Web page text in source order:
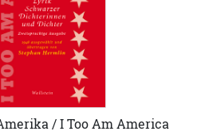
/ I Too Am America